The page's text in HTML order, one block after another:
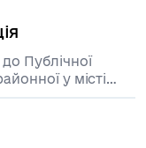
Публічної
у місті